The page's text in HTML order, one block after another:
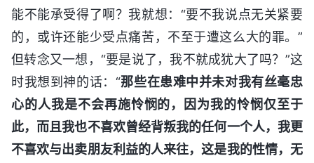
能不能承受得了啊？我就想：“要不我说点无关紧要
的，或许还能少受点痛苦，不至于遭这么大的罪。”
但转念又一想，“要是说了，我不就成犹大了吗？”这
时我想到神的话：“那些在患难中并未对我有丝毫忠
心的人我是不会再施怜悯的，因为我的怜悯仅至于
此，而且我也不喜欢曾经背叛我的任何一个人，我更
不喜欢与出卖朋友利益的人来往，这是我的性情，无